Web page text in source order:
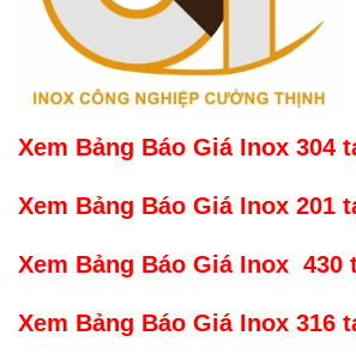
Xem Bảng Báo Giá Inox 304
Xem Bảng Báo Giá Inox 201
Xem Bảng Báo Giá Inox 430
Xem Bảng Báo Giá Inox 316